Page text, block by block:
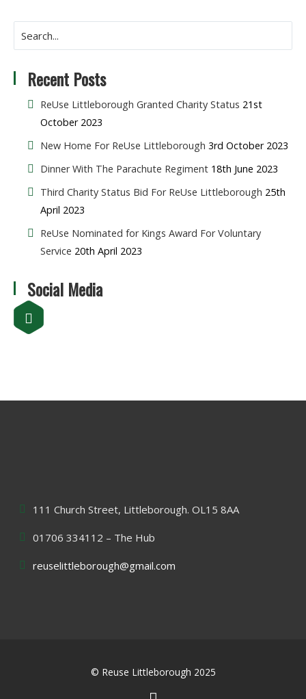
Recent Posts
ReUse Littleborough Granted Charity Status 21st
October 2023
New Home For ReUse Littleborough 3rd October 2023
Dinner With The Parachute Regiment 18th June 2023
Third Charity Status Bid For ReUse Littleborough 25th
April 2023
ReUse Nominated for Kings Award For Voluntary
Service 20th April 2023
Social Media
111 Church Street, Littleborough. OL15 8AA
01706 334112 – The Hub
reuselittleborough@gmail.com
© Reuse Littleborough 2025